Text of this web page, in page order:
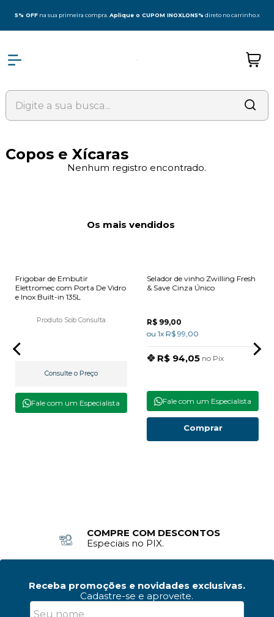
5% OFF na sua primeira compra.Aplique o CUPOM INOXLON5% direto no carrinho.x
Copos e Xícaras
Nenhum registro encontrado.
Os mais vendidos
Frigobar de Embutir
Elettromec com Porta De Vidro
e Inox Built-in 135L
Produto Sob Consulta
Consulte o Preço
Fale com um Especialista
Selador de vinho Zwilling Fresh
& Save Cinza Único
R$ 99,00
ou 1x R$ 99,00
R$ 94,05 no Pix
Fale com um Especialista
Comprar
COMPRE COM DESCONTOS
Especiais no PIX.
Receba promoções e novidades exclusivas.
Cadastre-se e aproveite.